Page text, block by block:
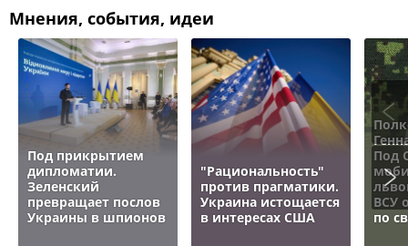
Мнения, события, идеи
Под прикрытием
дипломатии.
Зеленский
превращает послов
Украины в шпионов
"Рациональность"
против прагматики.
Украина истощается
в интересах США
Под
ВСУ
по